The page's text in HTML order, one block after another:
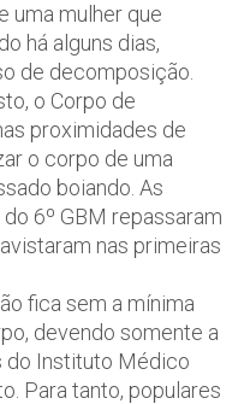
uma mulher que
há alguns dias,
de decomposição.
o Corpo de
proximidades de
o corpo de uma
boiando. As
6º GBM repassaram
nas primeiras
fica sem a mínima
devendo somente a
do Instituto Médico
Para tanto, populares